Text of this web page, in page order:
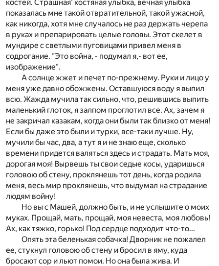
костей. Страшная' костяная улыбка, вечная улыбка
показалась мне такой отвратительной, такой ужасной,
как никогда, хотя мне случалось не раз держать черепа
в руках и препарировать целые головы. Этот скелет в
мундире с светлыми пуговицами привел меня в
содрогание. "Это война, - подумал я,- вот ее,
изображение".
А солнце жжет и печет по-прежнему. Руки и лицо у
меня уже давно обожжены. Оставшуюся воду я выпил
всю. Жажда мучила так сильно, что, решившись выпить
маленький глоток, я залпом проглотил все. Ах, зачем я
не закричал казакам, когда они были так близко от меня!
Если бы даже это были и турки, все-таки лучше. Ну,
мучили бы час, два, а тут я и не знаю еще, сколько
времени придется валяться здесь и страдать. Мать моя,
дорогая моя! Вырвешь ты свои седые косы, ударишься
головою об стену, проклянешь тот день, когда родила
меня, весь мир проклянешь, что выдумал на страдание
людям войну!
Но вы с Машей, должно быть, и не услышите о моих
муках. Прощай, мать, прощай, моя невеста, моя любовь!
Ах, как тяжко, горько! Под сердце подходит что-то...
Опять эта беленькая собачка! Дворник не пожалел
ее, стукнул головою об стену и бросил в яму, куда
бросают сор и льют помои. Но она была жива. И